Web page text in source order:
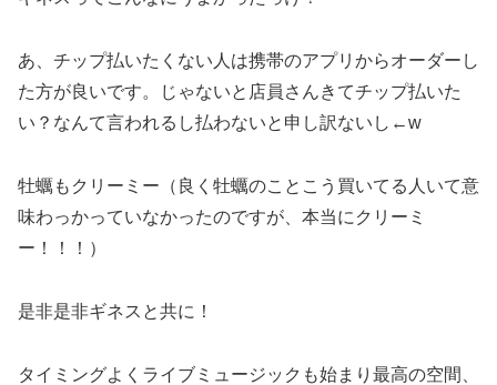
あ、チップ払いたくない人は携帯のアプリからオーダーし
た方が良いです。じゃないと店員さんきてチップ払いた
い？なんて言われるし払わないと申し訳ないし←w
牡蠣もクリーミー（良く牡蠣のことこう買いてる人いて意
味わっかっていなかったのですが、本当にクリーミ
ー！！！）
是非是非ギネスと共に！
タイミングよくライブミュージックも始まり最高の空間、